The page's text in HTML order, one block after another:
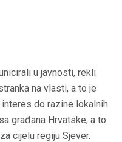
u javnosti, rekli
na vlasti, a to je
do razine lokalnih
građana Hrvatske, a to
cijelu regiju Sjever.